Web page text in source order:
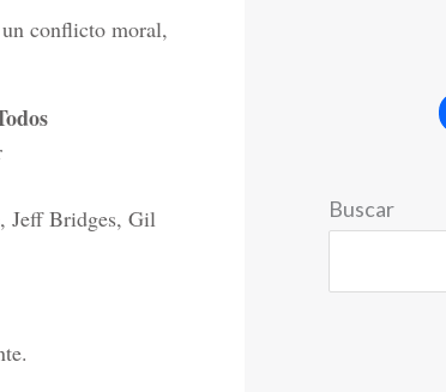
conflicto moral,
Jeff Bridges, Gil
Buscar